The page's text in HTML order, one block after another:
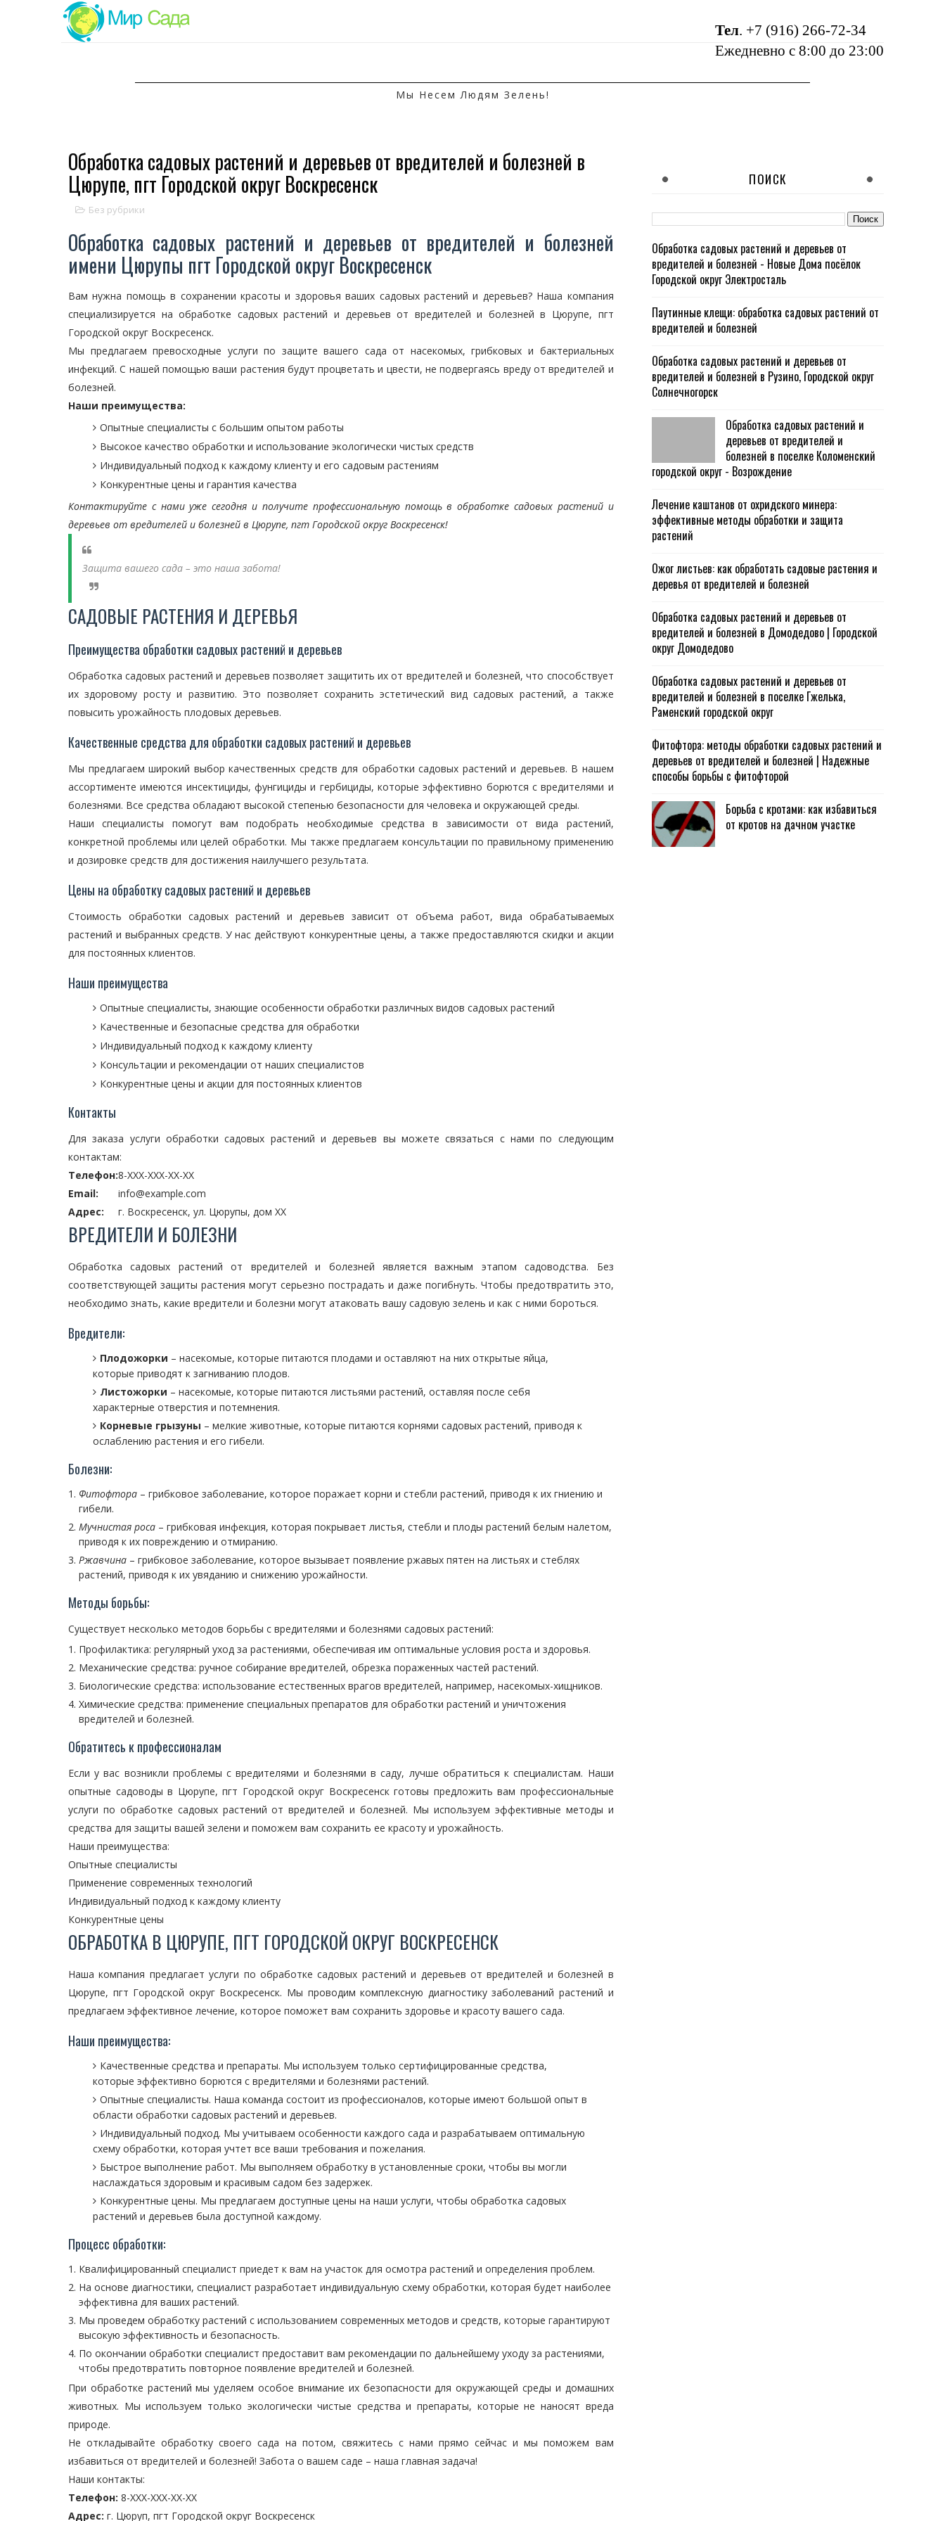
Тел. +7 (916) 266-72-34
Ежедневно с 8:00 до 23:00
Мы Несем Людям Зелень!
Обработка садовых растений и деревьев от вредителей и болезней в
Цюрупе, пгт Городской округ Воскресенск
Без рубрики
Обработка садовых растений и деревьев от вредителей и болезней
имени Цюрупы пгт Городской округ Воскресенск
Вам нужна помощь в сохранении красоты и здоровья ваших садовых растений и деревьев? Наша компания
специализируется на обработке садовых растений и деревьев от вредителей и болезней в Цюрупе, пгт
Городской округ Воскресенск.
Мы предлагаем превосходные услуги по защите вашего сада от насекомых, грибковых и бактериальных
инфекций. С нашей помощью ваши растения будут процветать и цвести, не подвергаясь вреду от вредителей и
болезней.
Наши преимущества:
Опытные специалисты с большим опытом работы
Высокое качество обработки и использование экологически чистых средств
Индивидуальный подход к каждому клиенту и его садовым растениям
Конкурентные цены и гарантия качества
Контактируйте с нами уже сегодня и получите профессиональную помощь в обработке садовых растений и
деревьев от вредителей и болезней в Цюрупе, пгт Городской округ Воскресенск!
Защита вашего сада – это наша забота!
САДОВЫЕ РАСТЕНИЯ И ДЕРЕВЬЯ
Преимущества обработки садовых растений и деревьев
Обработка садовых растений и деревьев позволяет защитить их от вредителей и болезней, что способствует
их здоровому росту и развитию. Это позволяет сохранить эстетический вид садовых растений, а также
повысить урожайность плодовых деревьев.
Качественные средства для обработки садовых растений и деревьев
Мы предлагаем широкий выбор качественных средств для обработки садовых растений и деревьев. В нашем
ассортименте имеются инсектициды, фунгициды и гербициды, которые эффективно борются с вредителями и
болезнями. Все средства обладают высокой степенью безопасности для человека и окружающей среды.
Наши специалисты помогут вам подобрать необходимые средства в зависимости от вида растений,
конкретной проблемы или целей обработки. Мы также предлагаем консультации по правильному применению
и дозировке средств для достижения наилучшего результата.
Цены на обработку садовых растений и деревьев
Стоимость обработки садовых растений и деревьев зависит от объема работ, вида обрабатываемых
растений и выбранных средств. У нас действуют конкурентные цены, а также предоставляются скидки и акции
для постоянных клиентов.
Наши преимущества
Опытные специалисты, знающие особенности обработки различных видов садовых растений
Качественные и безопасные средства для обработки
Индивидуальный подход к каждому клиенту
Консультации и рекомендации от наших специалистов
Конкурентные цены и акции для постоянных клиентов
Контакты
Для заказа услуги обработки садовых растений и деревьев вы можете связаться с нами по следующим
контактам:
Телефон:8-XXX-XXX-XX-XX
Email:
info@example.com
Адрес:
г. Воскресенск, ул. Цюрупы, дом XX
ВРЕДИТЕЛИ И БОЛЕЗНИ
Обработка садовых растений от вредителей и болезней является важным этапом садоводства. Без
соответствующей защиты растения могут серьезно пострадать и даже погибнуть. Чтобы предотвратить это,
необходимо знать, какие вредители и болезни могут атаковать вашу садовую зелень и как с ними бороться.
Вредители:
Плодожорки – насекомые, которые питаются плодами и оставляют на них открытые яйца,
которые приводят к загниванию плодов.
Листожорки – насекомые, которые питаются листьями растений, оставляя после себя
характерные отверстия и потемнения.
Корневые грызуны – мелкие животные, которые питаются корнями садовых растений, приводя к
ослаблению растения и его гибели.
Болезни:
Фитофтора – грибковое заболевание, которое поражает корни и стебли растений, приводя к их гниению и
гибели.
Мучнистая роса – грибковая инфекция, которая покрывает листья, стебли и плоды растений белым налетом,
приводя к их повреждению и отмиранию.
Ржавчина – грибковое заболевание, которое вызывает появление ржавых пятен на листьях и стеблях
растений, приводя к их увяданию и снижению урожайности.
Методы борьбы:
Существует несколько методов борьбы с вредителями и болезнями садовых растений:
Профилактика: регулярный уход за растениями, обеспечивая им оптимальные условия роста и здоровья.
Механические средства: ручное собирание вредителей, обрезка пораженных частей растений.
Биологические средства: использование естественных врагов вредителей, например, насекомых-хищников.
Химические средства: применение специальных препаратов для обработки растений и уничтожения
вредителей и болезней.
Обратитесь к профессионалам
Если у вас возникли проблемы с вредителями и болезнями в саду, лучше обратиться к специалистам. Наши
опытные садоводы в Цюрупе, пгт Городской округ Воскресенск готовы предложить вам профессиональные
услуги по обработке садовых растений от вредителей и болезней. Мы используем эффективные методы и
средства для защиты вашей зелени и поможем вам сохранить ее красоту и урожайность.
Наши преимущества:
Опытные специалисты
Применение современных технологий
Индивидуальный подход к каждому клиенту
Конкурентные цены
ОБРАБОТКА В ЦЮРУПЕ, ПГТ ГОРОДСКОЙ ОКРУГ ВОСКРЕСЕНСК
Наша компания предлагает услуги по обработке садовых растений и деревьев от вредителей и болезней в
Цюрупе, пгт Городской округ Воскресенск. Мы проводим комплексную диагностику заболеваний растений и
предлагаем эффективное лечение, которое поможет вам сохранить здоровье и красоту вашего сада.
Наши преимущества:
Качественные средства и препараты. Мы используем только сертифицированные средства,
которые эффективно борются с вредителями и болезнями растений.
Опытные специалисты. Наша команда состоит из профессионалов, которые имеют большой опыт в
области обработки садовых растений и деревьев.
Индивидуальный подход. Мы учитываем особенности каждого сада и разрабатываем оптимальную
схему обработки, которая учтет все ваши требования и пожелания.
Быстрое выполнение работ. Мы выполняем обработку в установленные сроки, чтобы вы могли
наслаждаться здоровым и красивым садом без задержек.
Конкурентные цены. Мы предлагаем доступные цены на наши услуги, чтобы обработка садовых
растений и деревьев была доступной каждому.
Процесс обработки:
Квалифицированный специалист приедет к вам на участок для осмотра растений и определения проблем.
На основе диагностики, специалист разработает индивидуальную схему обработки, которая будет наиболее
эффективна для ваших растений.
Мы проведем обработку растений с использованием современных методов и средств, которые гарантируют
высокую эффективность и безопасность.
По окончании обработки специалист предоставит вам рекомендации по дальнейшему уходу за растениями,
чтобы предотвратить повторное появление вредителей и болезней.
При обработке растений мы уделяем особое внимание их безопасности для окружающей среды и домашних
животных. Мы используем только экологически чистые средства и препараты, которые не наносят вреда
природе.
Не откладывайте обработку своего сада на потом, свяжитесь с нами прямо сейчас и мы поможем вам
избавиться от вредителей и болезней! Забота о вашем саде – наша главная задача!
Наши контакты:
Телефон: 8-XXX-XXX-XX-XX
Адрес: г. Цюруп, пгт Городской округ Воскресенск
ПОИСК
Обработка садовых растений и деревьев от
вредителей и болезней - Новые Дома посёлок
Городской округ Электросталь
Паутинные клещи: обработка садовых растений от
вредителей и болезней
Обработка садовых растений и деревьев от
вредителей и болезней в Рузино, Городской округ
Солнечногорск
Обработка садовых растений и
деревьев от вредителей и
болезней в поселке Коломенский
городской округ - Возрождение
Лечение каштанов от охридского минера:
эффективные методы обработки и защита
растений
Ожог листьев: как обработать садовые растения и
деревья от вредителей и болезней
Обработка садовых растений и деревьев от
вредителей и болезней в Домодедово | Городской
округ Домодедово
Обработка садовых растений и деревьев от
вредителей и болезней в поселке Гжелька,
Раменский городской округ
Фитофтора: методы обработки садовых растений и
деревьев от вредителей и болезней | Надежные
способы борьбы с фитофторой
Борьба с кротами: как избавиться
от кротов на дачном участке